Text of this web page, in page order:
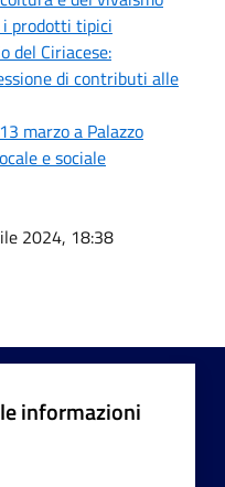
i prodotti tipici
del Ciriacese:
di contributi alle
marzo a Palazzo
e sociale
2024, 18:38
informazioni